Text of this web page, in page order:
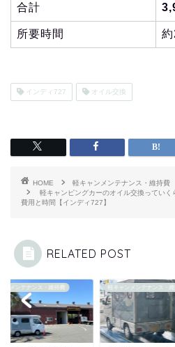
合計
所要時間
インディ727 オイル交換
HOME
軽キャンメンテナンス・維持費
軽キャンピングカーのオイル交換ってい
費用と時間【インディ727】
RELATED POST
ンメンテナンス・維持費 軽キャンメンテナンス・維